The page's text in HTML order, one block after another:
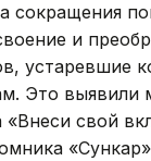
сокращения
и
устаревшие
Это выявили
«Внеси свой